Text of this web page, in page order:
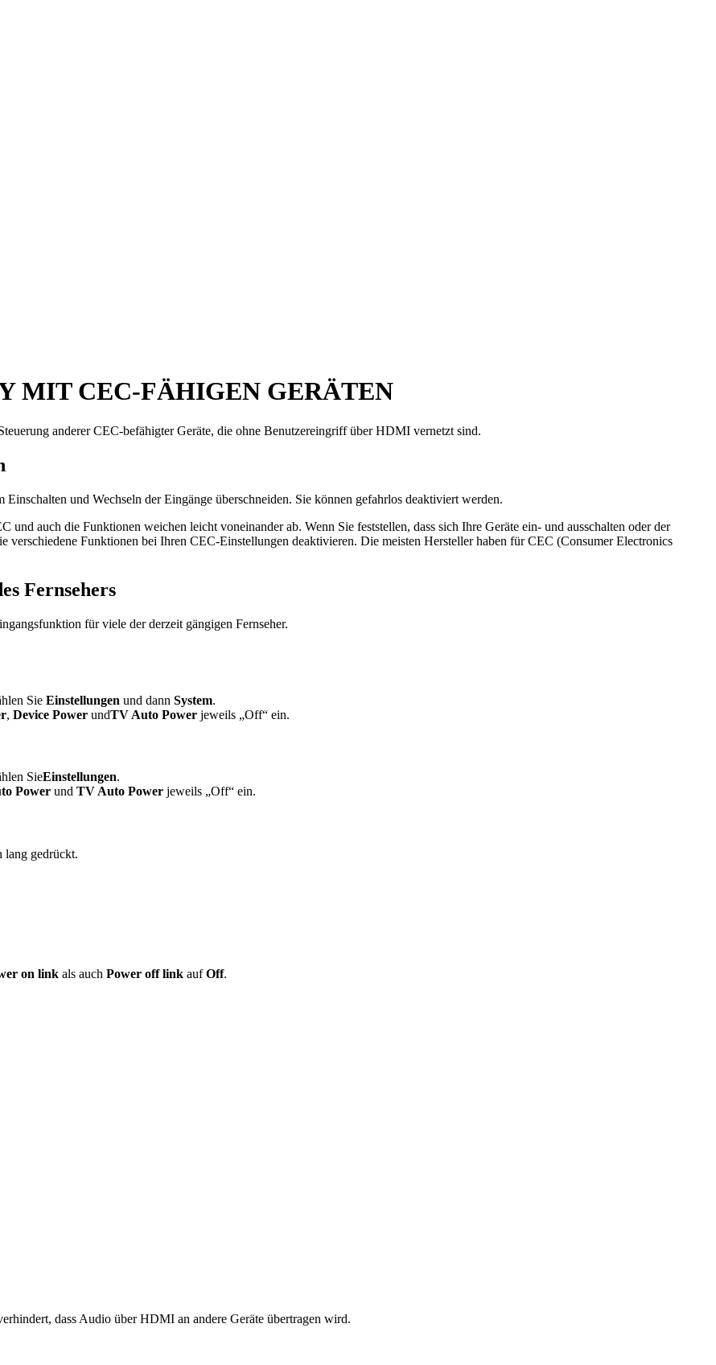
MIT CEC-FÄHIGEN GERÄTEN
anderer CEC-befähigter Geräte, die ohne Benutzereingriff über HDMI vernetzt sind.
und Wechseln der Eingänge überschneiden. Sie können gefahrlos deaktiviert werden.
auch die Funktionen weichen leicht voneinander ab. Wenn Sie feststellen, dass sich Ihre Geräte ein- und ausschalten oder der
verschiedene Funktionen bei Ihren CEC-Einstellungen deaktivieren. Die meisten Hersteller haben für CEC (Consumer Electronics
Fernsehers
für viele der derzeit gängigen Fernseher.
Sie Einstellungen und dann System.
, Device Power undTV Auto Power jeweils „Off“ ein.
SieEinstellungen.
Power und TV Auto Power jeweils „Off“ ein.
lang gedrückt.
on link als auch Power off link aufOff.
dass Audio über HDMI an andere Geräte übertragen wird.